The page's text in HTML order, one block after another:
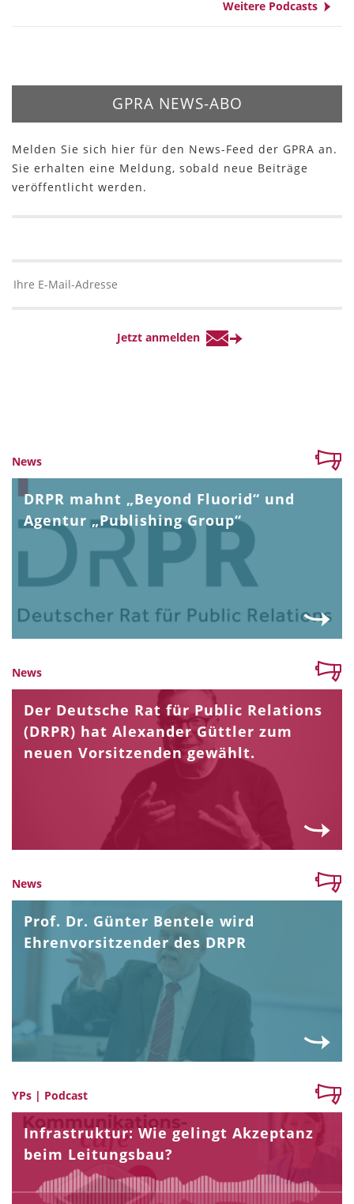
Weitere Podcasts
GPRA NEWS-ABO
Melden Sie sich hier für den News-Feed der GPRA an.
Sie erhalten eine Meldung, sobald neue Beiträge
veröffentlicht werden.
News
DRPR mahnt „Beyond Fluorid“ und
Agentur „Publishing Group“
News
Der Deutsche Rat für Public Relations
(DRPR) hat Alexander Güttler zum
neuen Vorsitzenden gewählt.
News
Prof. Dr. Günter Bentele wird
Ehrenvorsitzender des DRPR
YPs | Podcast
Infrastruktur: Wie gelingt Akzeptanz
beim Leitungsbau?